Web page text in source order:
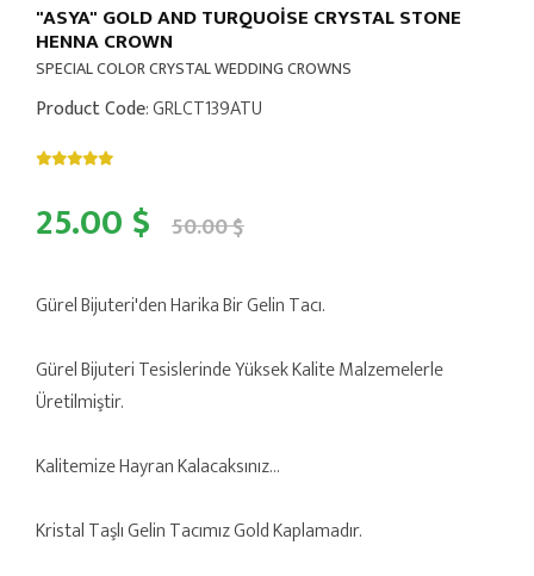
"ASYA" GOLD AND TURQUOISE CRYSTAL STONE
HENNA CROWN
SPECIAL COLOR CRYSTAL WEDDING CROWNS
Product Code: GRLCT139ATU
25.00 $ 50.00 $
Gürel Bijuteri'den Harika Bir Gelin Tacı.
Gürel Bijuteri Tesislerinde Yüksek Kalite Malzemelerle
Üretilmiştir.
Kalitemize Hayran Kalacaksınız...
Kristal Taşlı Gelin Tacımız Gold Kaplamadır.